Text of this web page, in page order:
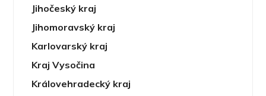
Jihočeský kraj
Jihomoravský kraj
Karlovarský kraj
Kraj Vysočina
Královehradecký kraj